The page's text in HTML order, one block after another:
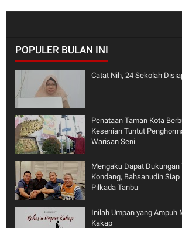
POPULER BULAN INI
Catat Nih, 24 Sekolah
Penataan Taman Kota
Kesenian Tuntut
Warisan Seni
Mengaku Dapat Dukungan
Kondang, Bahsanudin Siap
Pilkada Tanbu
Inilah Umpan yang Ampuh
Kakap